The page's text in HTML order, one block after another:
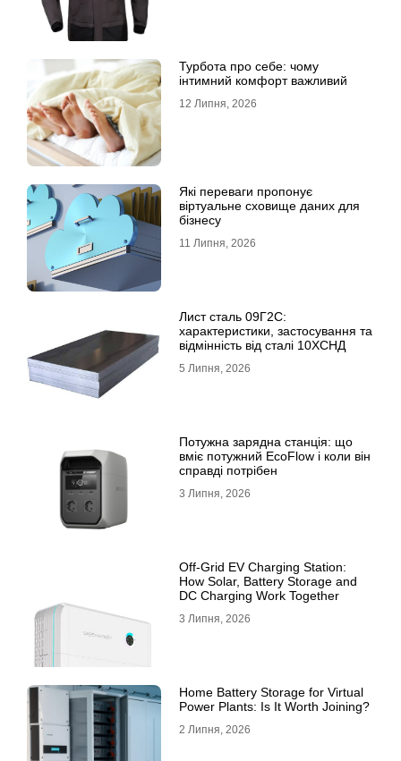
Турбота про себе: чому
інтимний комфорт важливий
12 Липня, 2026
Які переваги пропонує
віртуальне сховище даних для
бізнесу
11 Липня, 2026
Лист сталь 09Г2С:
характеристики, застосування та
відмінність від сталі 10ХСНД
5 Липня, 2026
Потужна зарядна станція: що
вміє потужний EcoFlow і коли він
справді потрібен
3 Липня, 2026
Off-Grid EV Charging Station:
How Solar, Battery Storage and
DC Charging Work Together
3 Липня, 2026
Home Battery Storage for Virtual
Power Plants: Is It Worth Joining?
2 Липня, 2026